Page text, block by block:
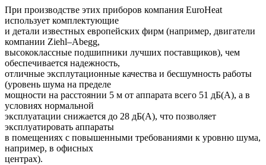
При производстве этих приборов компания EuroHeat
использует комплектующие
и детали известных европейских фирм (например, двигатели
компании Ziehl–Abegg,
высококлассные подшипники лучших поставщиков), чем
обеспечивается надежность,
отличные эксплутационные качества и бесшумность работы
(уровень шума на пределе
мощности на расстоянии 5 м от аппарата всего 51 дБ(А), а в
условиях нормальной
эксплуатации снижается до 28 дБ(А), что позволяет
эксплуатировать аппараты
в помещениях с повышенными требованиями к уровню шума,
например, в офисных
центрах).